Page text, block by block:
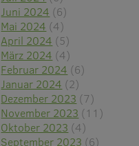
Juni 2024 (6)
Mai 2024 (4)
April 2024 (5)
März 2024 (4)
Februar 2024 (6)
Januar 2024 (2)
Dezember 2023 (7)
November 2023 (11)
Oktober 2023 (4)
September 2023 (6)